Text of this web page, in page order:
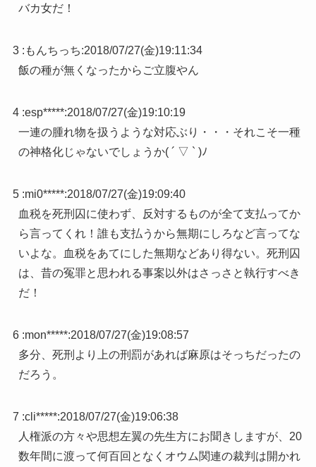
バカ女だ！
3 : もんちっち:2018/07/27(金)19:11:34
飯の種が無くなったからご立腹やん
4 :esp*****:2018/07/27(金)19:10:19
一連の腫れ物を扱うような対応ぶり・・・それこそ一種
の神格化じゃないでしょうか( ´ ▽ ` )ﾉ
5 :mi0*****:2018/07/27(金)19:09:40
血税を死刑囚に使わず、反対するものが全て支払ってか
ら言ってくれ！誰も支払うから無期にしろなど言ってな
いよな。血税をあてにした無期などあり得ない。死刑囚
は、昔の冤罪と思われる事案以外はさっさと執行すべき
だ！
6 :mon*****:2018/07/27(金)19:08:57
多分、死刑より上の刑罰があれば麻原はそっちだったの
だろう。
7 :cli*****:2018/07/27(金)19:06:38
人権派の方々や思想左翼の先生方にお聞きしますが、20
数年間に渡って何百回となくオウム関連の裁判は開かれ